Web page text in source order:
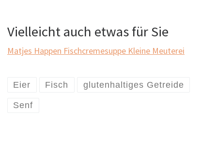
Vielleicht auch etwas für Sie
Matjes Happen Fischcremesuppe Kleine Meuterei
Eier Fisch glutenhaltiges Getreide
Senf